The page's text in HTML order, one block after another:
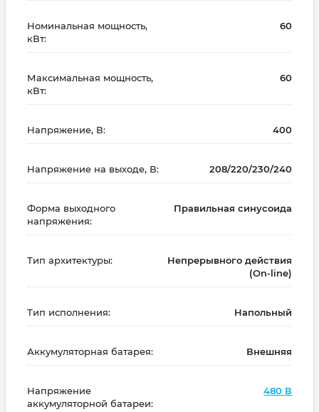
Номинальная мощность,
кВт:
60
Максимальная мощность,
кВт:
60
Напряжение, В: 400
Напряжение на выходе, В: 208/220/230/240
Форма выходного
напряжения:
Правильная синусоида
Тип архитектуры:
Непрерывного действия
(On-line)
Тип исполнения: Напольный
Аккумуляторная батарея: Внешняя
Напряжение
аккумуляторной батареи:
480 В